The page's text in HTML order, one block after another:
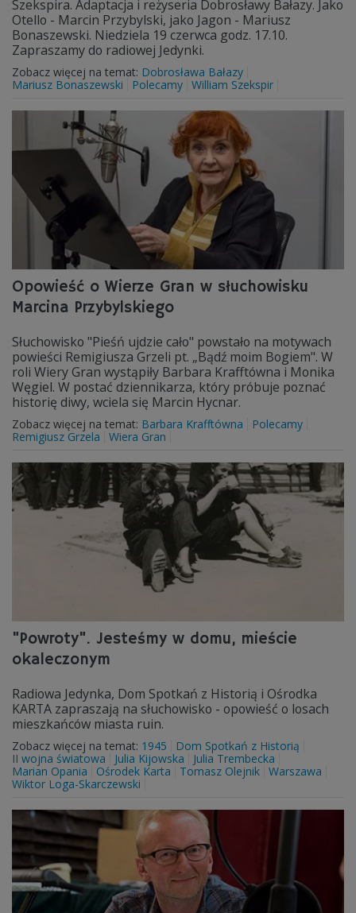
Szekspira. Adaptacja i reżyseria Dobrosławy Bałazy. Jako
Otello - Marcin Przybylski, jako Jagon - Mariusz
Bonaszewski. Niedziela 19 czerwca godz. 17.10.
Zapraszamy do radiowej Jedynki.
Zobacz więcej na temat: Dobrosława Bałazy
Mariusz Bonaszewski
Polecamy William Szekspir
Opowieść o Wierze Gran w słuchowisku
Marcina Przybylskiego
Słuchowisko "Pieśń ujdzie cało" powstało na motywach
powieści Remigiusza Grzeli pt. „Bądź moim Bogiem". W
roli Wiery Gran wystąpiły Barbara Krafftówna i Monika
Węgiel. W postać dziennikarza, który próbuje poznać
historię diwy, wciela się Marcin Hycnar.
Zobacz więcej na temat: Barbara Krafftówna
Polecamy
Remigiusz Grzela
Wiera Gran
"Powroty". Jesteśmy w domu, mieście
okaleczonym
Radiowa Jedynka, Dom Spotkań z Historią i Ośrodka
KARTA zapraszają na słuchowisko - opowieść o losach
mieszkańców miasta ruin.
Zobacz więcej na temat: 1945
Dom Spotkań z Historią
II wojna światowa
Julia Kijowska
Julia Trembecka
Marian Opania
Ośrodek Karta Tomasz Olejnik Warszawa
Wiktor Loga-Skarczewski